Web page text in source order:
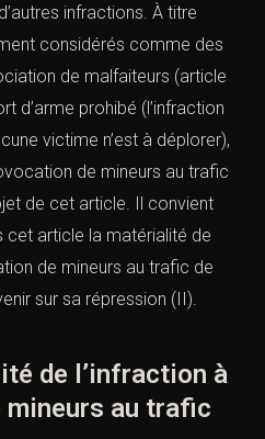
infractions. À titre
considérés comme des
de malfaiteurs (article
d’arme prohibé (l’infraction
victime n’est à déplorer),
de mineurs au trafic
de cet article. Il convient
cet article la matérialité de
de mineurs au trafic de
sur sa répression (II).
de l’infraction à
mineurs au trafic